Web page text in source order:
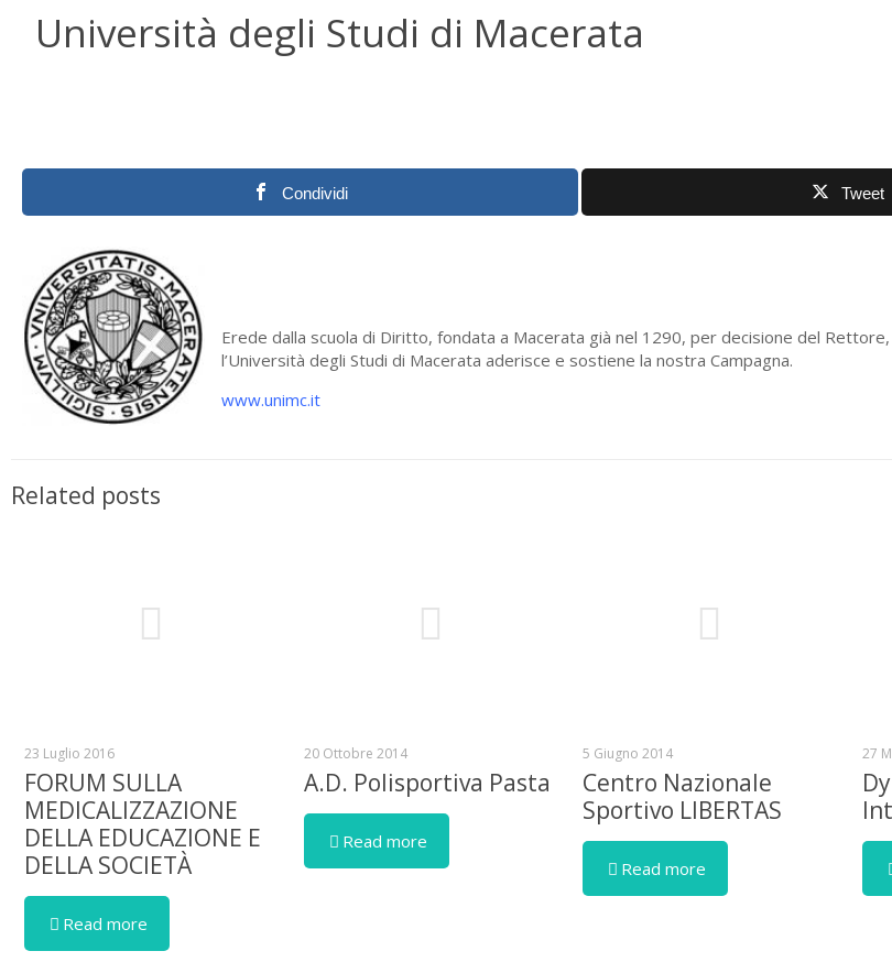
Università degli Studi di Macerata
Condividi Tweet
Erede dalla scuola di Diritto, fondata a Macerata già nel 1290, per decisione del
l’Università degli Studi di Macerata aderisce e sostiene la nostra Campagna.
www.unimc.it
Related posts
23 Luglio 2016
FORUM SULLA
MEDICALIZZAZIONE
DELLA EDUCAZIONE E
DELLA SOCIETÀ
Read more
20 Ottobre 2014
A.D. Polisportiva Pasta
Read more
5 Giugno 2014
Centro Nazionale
Sportivo LIBERTAS
Read more
27